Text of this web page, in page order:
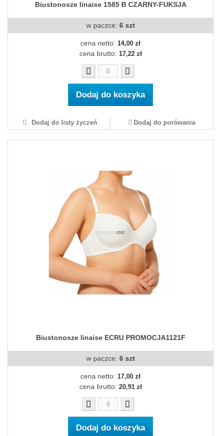
Biustonosze linaise 1585 B CZARNY-FUKSJA
w paczce: 6 szt
cena netto: 14,00 zł
cena brutto: 17,22 zł
Dodaj do koszyka
Dodaj do listy życzeń Dodaj do porówania
Biustonosze linaise ECRU PROMOCJA1121F
w paczce: 6 szt
cena netto: 17,00 zł
cena brutto: 20,91 zł
Dodaj do koszyka